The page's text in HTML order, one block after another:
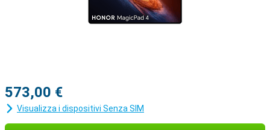
573,00 €
Visualizza i dispositivi Senza SIM